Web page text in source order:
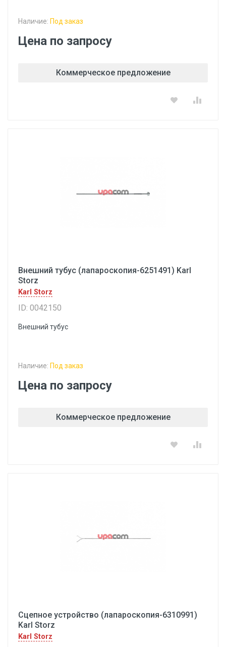
Наличие: Под заказ
Цена по запросу
Коммерческое предложение
Внешний тубус (лапароскопия-6251491) Karl
Storz
Karl Storz
ID: 0042150
Внешний тубус
Наличие: Под заказ
Цена по запросу
Коммерческое предложение
Сцепное устройство (лапароскопия-6310991)
Karl Storz
Karl Storz